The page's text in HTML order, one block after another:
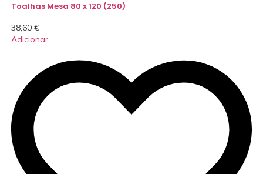
Toalhas Mesa 80 x 120 (250)
38,60 €
Adicionar